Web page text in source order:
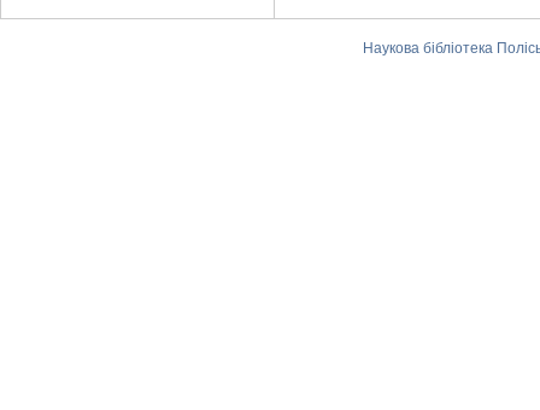
Наукова бібліотека